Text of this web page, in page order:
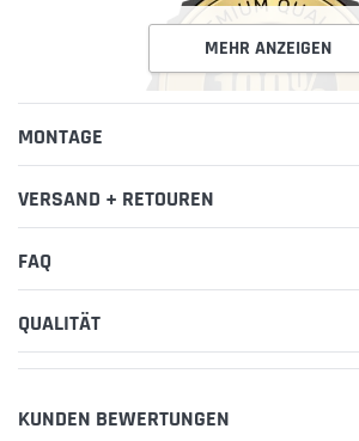
MEHR ANZEIGEN
MONTAGE
VERSAND + RETOUREN
FAQ
QUALITÄT
KUNDEN BEWERTUNGEN